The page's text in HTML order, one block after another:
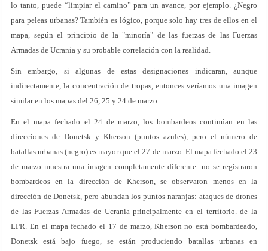
lo tanto, puede “limpiar el camino” para un avance, por ejemplo. ¿Negro
para peleas urbanas? También es lógico, porque solo hay tres de ellos en el
mapa, según el principio de la "minoría" de las fuerzas de las Fuerzas
Armadas de Ucrania y su probable correlación con la realidad.
Sin embargo, si algunas de estas designaciones indicaran, aunque
indirectamente, la concentración de tropas, entonces veríamos una imagen
similar en los mapas del 26, 25 y 24 de marzo.
En el mapa fechado el 24 de marzo, los bombardeos continúan en las
direcciones de Donetsk y Kherson (puntos azules), pero el número de
batallas urbanas (negro) es mayor que el 27 de marzo. El mapa fechado el 23
de marzo muestra una imagen completamente diferente: no se registraron
bombardeos en la dirección de Kherson, se observaron menos en la
dirección de Donetsk, pero abundan los puntos naranjas: ataques de drones
de las Fuerzas Armadas de Ucrania principalmente en el territorio. de la
LPR. En el mapa fechado el 17 de marzo, Kherson no está bombardeado,
Donetsk está bajo fuego, se están produciendo batallas urbanas en